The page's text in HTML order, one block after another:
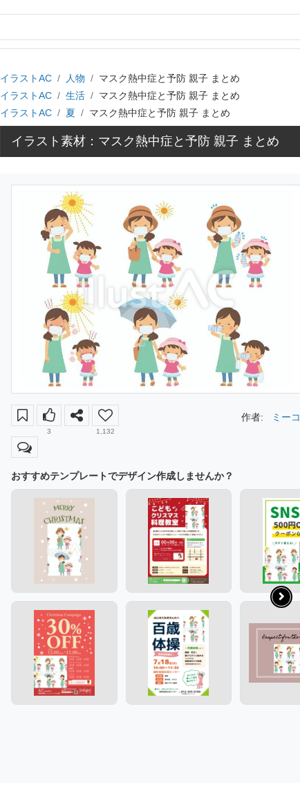
イラストAC 人物
マスク熱中症と予防 親子 まとめ
イラストAC
生活
マスク熱中症と予防 親子 まとめ
イラストAC
夏 マスク熱中症と予防 親子 まとめ
イラスト素材：マスク熱中症と予防 親子 まとめ
3 1,132
作者: ミーコ
おすすめテンプレートでデザイン作成しませんか？